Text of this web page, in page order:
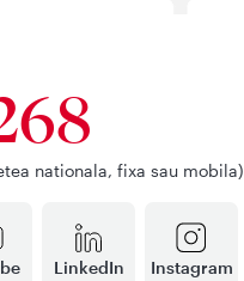
LinkedIn Instagram
nationala, fixa sau mobila)